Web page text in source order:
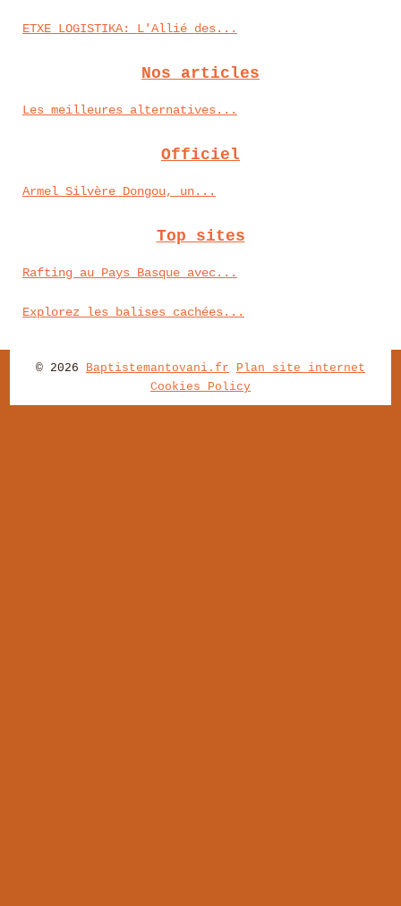
ETXE LOGISTIKA: L'Allié des...
Nos articles
Les meilleures alternatives...
Officiel
Armel Silvère Dongou, un...
Top sites
Rafting au Pays Basque avec...
Explorez les balises cachées...
© 2026 Baptistemantovani.fr
Plan site internet
Cookies Policy